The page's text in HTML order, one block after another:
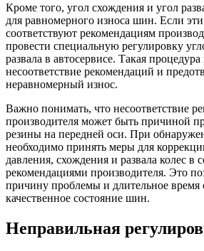
Кроме того, угол схождения и угол
для равномерного износа шин. Если
соответствуют рекомендациям
провести специальную регулировку
развала в автосервисе. Такая
несоответствие рекомендаций и
неравномерный износ.
Важно понимать, что несоответствие
производителя может быть причиной
резины на передней оси. При
необходимо принять меры для
давления, схождения и развала колес в
рекомендациями производителя. Это
причину проблемы и длительное время
качественное состояние шин.
Неправильная